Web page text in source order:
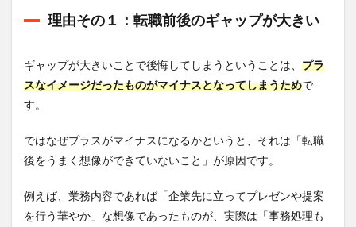
理由その１：転職前後のギャップが大きい
ギャップが大きいことで後悔してしまうということは、 プラ
スなイメージだったものがマイナスとなってしまうためで
す。
ではなぜプラスがマイナスになるかというと、それは「転職
後をうまく想像ができていないこと」が原因です。
例えば、業務内容であれば「企業先に立ってプレゼンや提案
を行う華やか」な想像であったものが、実際は「事務処理も